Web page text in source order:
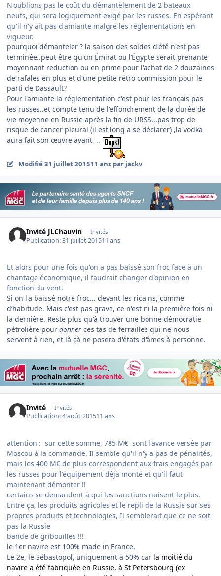
N'oublions pas le coût du démantèlement de 2 bateaux
neufs, qui sera logiquement exigé par les russes. En espérant
qu'il n'y ait pas d'amiante malgré les règlementations en
vigueur.
pourquoi démanteler ? la saison des soldes d'été n'est pas
terminée..peut être qu'un Émirat ou l’Égypte serait prenante
moyennant reduction ou en prime pour l'achat de 2 douzaines
de rafales en plus et d'une petite rétro commission pour le
parti de Dassault?
Pour l'amiante la réglementation c'est pour les français pas
les russes..et compte tenu de l'effondrement de la durée de
vie moyenne en Russie après la fin de URSS...pas trop de
risque de cancer pleural (il est long a se déclarer) ,la vodka
aura fait son œuvre avant ..
Modifié31 juillet 201511 ans par jackv
Invité JLChauvin Invités
Publication:31 juillet 201511 ans
Et alors pour une fois qu'on a pas baissé son froc face à un
chantage économique, il faudrait changer d'opinion en
fonction du vent.
Si on l'a baissé notre froc... devant les ricains, comme
d’habitude. Mais c'est pas grave, ce n'est ni la première fois ni
la dernière. Reste plus qu'à trouver une bonne démocratie
pétrolière pour donner ces tas de ferrailles qui ne nous
servent à rien, et là çà ne posera d'états d'âmes à personne.
Invité Invités
Publication:4 août 201511 ans
attention : sur cette somme, 785 M€ sont l'avance versée par
Moscou à la commande. Il semble qu'il n'y a pas de pénalités,
mais les 400 M€ de plus correspondent aux frais engagés par
les russes pour l'équipement déjà monté et qu'il faut
maintenant démonter !!
certains se demandent à qui les sanctions nuisent le plus.
Entre ça, les produits agricoles et le repli de la Russie sur ses
propres produits et technologies, Il semblerait que ce ne soit
pas la Russie
bande de gribouilles !!!
le 1er navire est 100% made in France.
Le 2e, le Sébastopol, uniquement à 50% car la moitié du
navire a été fabriquée en Russie, à St Petersbourg (ex